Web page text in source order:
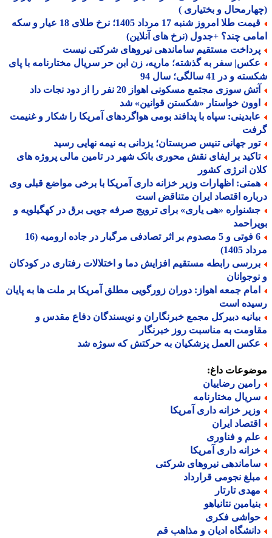
و بختیاری )
قیمت طلا امروز شنبه 17 مرداد 1405؛ نرخ طلای 18 عیار و سکه
چند؟ +جدول (نرخ های آنلاین)
مستقیم ساماندهی نیروهای شرکتی نیست
سفر به گذشته؛ ماریه، زن ابن حر سریال مختارنامه با پای
و در 41 سالگی؛ سال 94
سوزی مجتمع مسکونی اهواز 20 نفر را از دود نجات داد
خواستار «شکستن قوانین» شد
سپاه با پدافند بومی هواگردهای آمریکا را شکار و غنیمت
جهانی تنیس صربستان؛ یزدانی به نیمه نهایی رسید
بر ایفای نقش محوری بانک شهر در تامین مالی پروژه های
انرژی کشور
اظهارات وزیر خزانه داری آمریکا با برخی مواضع قبلی وی
اقتصاد ایران متناقض است
«هی یاری» برای ترویج صرفه جویی برق در کهگیلویه و
6 فوتی و 5 مصدوم بر اثر تصادفی مرگبار در جاده ارومیه (16
1405)
رابطه مستقیم افزایش دما و اختلالات رفتاری در کودکان
جمعه اهواز: دوران زورگویی مطلق آمریکا بر ملت ها به پایان
است
دبیرکل مجمع خبرنگاران و نویسندگان دفاع مقدس و
به مناسبت روز خبرنگار
العمل پزشکیان به حرکتش که سوژه شد
داغ:
رضاییان
مختارنامه
خزانه داری آمریکا
ایران
و فناوری
داری آمریکا
نیروهای شرکتی
نجومی قرارداد
تارتار
نتانیاهو
فکری
ادیان و مذاهب قم